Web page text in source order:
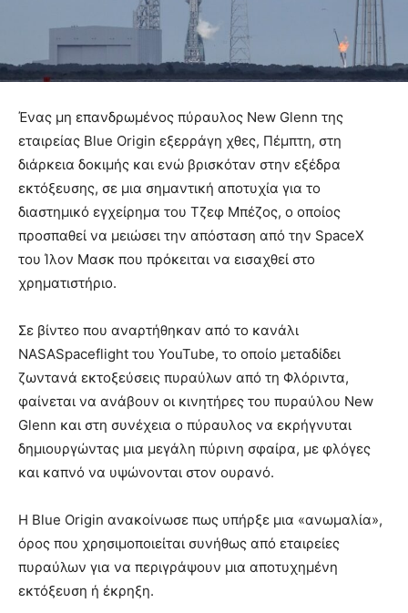
Ένας μη επανδρωμένος πύραυλος New Glenn της
εταιρείας Blue Origin εξερράγη χθες, Πέμπτη, στη
διάρκεια δοκιμής και ενώ βρισκόταν στην εξέδρα
εκτόξευσης, σε μια σημαντική αποτυχία για το
διαστημικό εγχείρημα του Τζεφ Μπέζος, ο οποίος
προσπαθεί να μειώσει την απόσταση από την SpaceX
του Ίλον Μασκ που πρόκειται να εισαχθεί στο
χρηματιστήριο.
Σε βίντεο που αναρτήθηκαν από το κανάλι
NASASpaceflight του YouTube, το οποίο μεταδίδει
ζωντανά εκτοξεύσεις πυραύλων από τη Φλόριντα,
φαίνεται να ανάβουν οι κινητήρες του πυραύλου New
Glenn και στη συνέχεια ο πύραυλος να εκρήγνυται
δημιουργώντας μια μεγάλη πύρινη σφαίρα, με φλόγες
και καπνό να υψώνονται στον ουρανό.
Η Blue Origin ανακοίνωσε πως υπήρξε μια «ανωμαλία»,
όρος που χρησιμοποιείται συνήθως από εταιρείες
πυραύλων για να περιγράψουν μια αποτυχημένη
εκτόξευση ή έκρηξη.